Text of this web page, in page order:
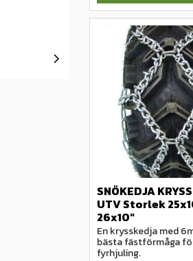
SNÖKEDJA
UTV Storlek
26x10"
En krysskedja med
bästa fästförmåga
fyrhjuling.